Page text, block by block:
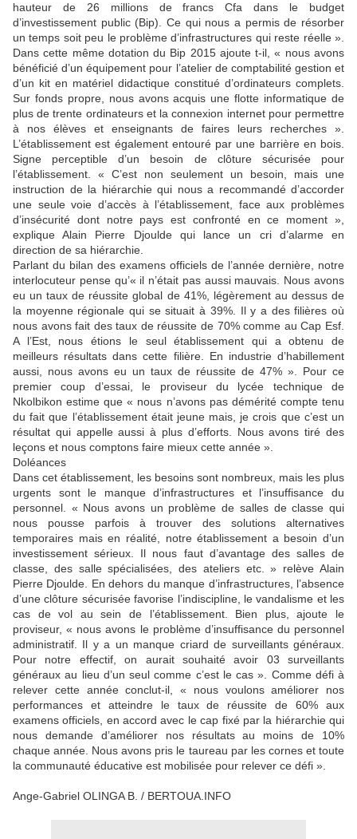
hauteur de 26 millions de francs Cfa dans le budget
d’investissement public (Bip). Ce qui nous a permis de résorber
un temps soit peu le problème d’infrastructures qui reste réelle ».
Dans cette même dotation du Bip 2015 ajoute t-il, « nous avons
bénéficié d’un équipement pour l’atelier de comptabilité gestion et
d’un kit en matériel didactique constitué d’ordinateurs complets.
Sur fonds propre, nous avons acquis une flotte informatique de
plus de trente ordinateurs et la connexion internet pour permettre
à nos élèves et enseignants de faires leurs recherches ».
L’établissement est également entouré par une barrière en bois.
Signe perceptible d’un besoin de clôture sécurisée pour
l’établissement. « C’est non seulement un besoin, mais une
instruction de la hiérarchie qui nous a recommandé d’accorder
une seule voie d’accès à l’établissement, face aux problèmes
d’insécurité dont notre pays est confronté en ce moment »,
explique Alain Pierre Djoulde qui lance un cri d’alarme en
direction de sa hiérarchie.
Parlant du bilan des examens officiels de l’année dernière, notre
interlocuteur pense qu’« il n’était pas aussi mauvais. Nous avons
eu un taux de réussite global de 41%, légèrement au dessus de
la moyenne régionale qui se situait à 39%. Il y a des filières où
nous avons fait des taux de réussite de 70% comme au Cap Esf.
A l’Est, nous étions le seul établissement qui a obtenu de
meilleurs résultats dans cette filière. En industrie d’habillement
aussi, nous avons eu un taux de réussite de 47% ». Pour ce
premier coup d’essai, le proviseur du lycée technique de
Nkolbikon estime que « nous n’avons pas démérité compte tenu
du fait que l’établissement était jeune mais, je crois que c’est un
résultat qui appelle aussi à plus d’efforts. Nous avons tiré des
leçons et nous comptons faire mieux cette année ».
Doléances
Dans cet établissement, les besoins sont nombreux, mais les plus
urgents sont le manque d’infrastructures et l’insuffisance du
personnel. « Nous avons un problème de salles de classe qui
nous pousse parfois à trouver des solutions alternatives
temporaires mais en réalité, notre établissement a besoin d’un
investissement sérieux. Il nous faut d’avantage des salles de
classe, des salle spécialisées, des ateliers etc. » relève Alain
Pierre Djoulde. En dehors du manque d’infrastructures, l’absence
d’une clôture sécurisée favorise l’indiscipline, le vandalisme et les
cas de vol au sein de l’établissement. Bien plus, ajoute le
proviseur, « nous avons le problème d’insuffisance du personnel
administratif. Il y a un manque criard de surveillants généraux.
Pour notre effectif, on aurait souhaité avoir 03 surveillants
généraux au lieu d’un seul comme c’est le cas ». Comme défi à
relever cette année conclut-il, « nous voulons améliorer nos
performances et atteindre le taux de réussite de 60% aux
examens officiels, en accord avec le cap fixé par la hiérarchie qui
nous demande d’améliorer nos résultats au moins de 10%
chaque année. Nous avons pris le taureau par les cornes et toute
la communauté éducative est mobilisée pour relever ce défi ».
Ange-Gabriel OLINGA B. / BERTOUA.INFO